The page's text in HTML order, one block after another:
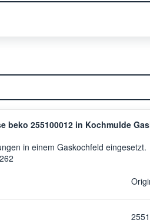
beko 255100012 in Kochmulde
in einem Gaskochfeld eingesetzt.